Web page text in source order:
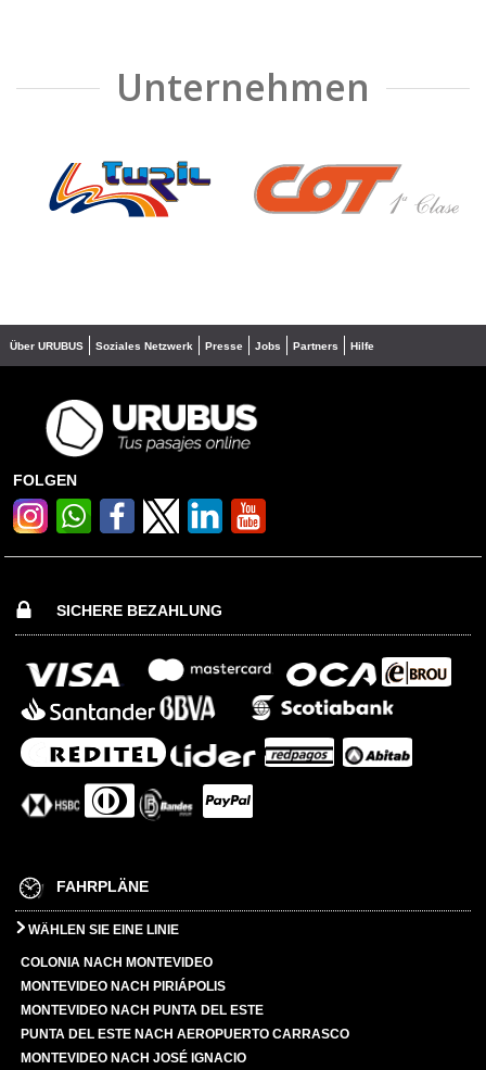
Unternehmen
❮ ❯
Über URUBUS Soziales Netzwerk Presse Jobs Partners Hilfe
FOLGEN
SICHERE BEZAHLUNG
FAHRPLÄNE
WÄHLEN SIE EINE LINIE
COLONIA NACH MONTEVIDEO
MONTEVIDEO NACH PIRIÁPOLIS
MONTEVIDEO NACH PUNTA DEL ESTE
PUNTA DEL ESTE NACH AEROPUERTO CARRASCO
MONTEVIDEO NACH JOSÉ IGNACIO